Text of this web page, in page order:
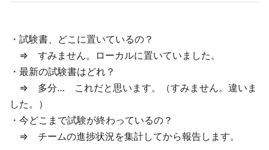
・試験書、どこに置いているの？
⇒ すみません。ローカルに置いていました。
・最新の試験書はどれ？
⇒ 多分… これだと思います。（すみません。違いま
した。）
・今どこまで試験が終わっているの？
⇒ チームの進捗状況を集計してから報告します。